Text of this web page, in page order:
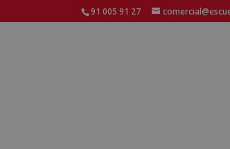
91 005 91 27